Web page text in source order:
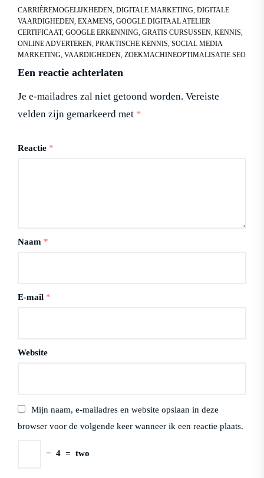
CARRIÈREMOGELIJKHEDEN DIGITALE MARKETING DIGITALE
VAARDIGHEDEN EXAMENS GOOGLE DIGITAAL ATELIER
CERTIFICAAT, GOOGLE ERKENNING GRATIS CURSUSSEN KENNIS
ONLINE ADVERTEREN PRAKTISCHE KENNIS SOCIAL MEDIA
MARKETING VAARDIGHEDEN ZOEKMACHINEOPTIMALISATIE SEO
Een reactie achterlaten
Je e-mailadres zal niet getoond worden. Vereiste
velden zijn gemarkeerd met *
Reactie *
Naam *
E-mail *
Website
Mijn naam, e-mailadres en website opslaan in deze
browser voor de volgende keer wanneer ik een reactie plaats.
− 4 = two